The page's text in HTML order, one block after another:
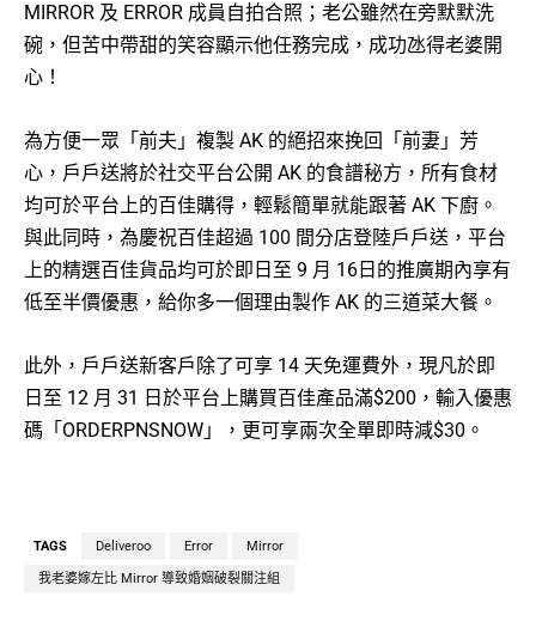
MIRROR 及 ERROR 成員自拍合照；老公雖然在旁默默洗
碗，但苦中帶甜的笑容顯示他任務完成，成功氹得老婆開
心！
為方便一眾「前夫」複製 AK 的絕招來挽回「前妻」芳
心，戶戶送將於社交平台公開 AK 的食譜秘方，所有食材
均可於平台上的百佳購得，輕鬆簡單就能跟著 AK 下廚。
與此同時，為慶祝百佳超過 100 間分店登陸戶戶送，平台
上的精選百佳貨品均可於即日至 9 月 16日的推廣期內享有
低至半價優惠，給你多一個理由製作 AK 的三道菜大餐。
此外，戶戶送新客戶除了可享 14 天免運費外，現凡於即
日至 12 月 31 日於平台上購買百佳產品滿$200，輸入優惠
碼「ORDERPNSNOW」，更可享兩次全單即時減$30。
TAGS Deliveroo Error Mirror
我老婆嫁左比 Mirror 導致婚姻破裂關注組